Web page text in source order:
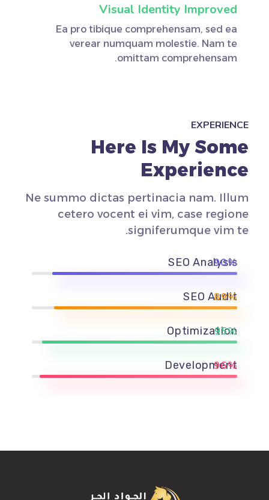
Visual Identity Improved
Ea pro tibique comprehensam, sed ea
verear numquam molestie. Nam te
omittam comprehensam.
EXPERIENCE
Here Is My Some
Experience
Ne summo dictas pertinacia nam. Illum
cetero vocent ei vim, case regione
signiferumque vim te.
SEO Analysis
90%
SEO Audit
89%
Optimization
95%
Development
96%